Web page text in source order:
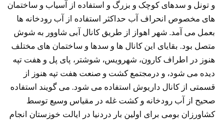
و تونل و سدهای کوچک و بزرگ و استفاده از آسیاب و ساختمان
های مخصوص انحراف آب حداکثر استفاده از آب رودخانه ها
بعمل می آمد. شهر اهواز از طریق کانال آبی شاوور به شوش
متصل بود. بقایای این کانال ها و سدها و ساختمان های مختلف
هنوز در اطراف کارون، شهرویس، شوشتر، پای پل و هفت تپه
دیده می شود، و درمجتمع کشت و صنعت هفت تپه هنوز از
قسمتی از کانال داریوش استفاده می شود. می گویند استفاده
صحیح از آب رودخانه و کشت غله در مقیاس وسیع توسط
کشاورزان بومی برای اولین بار دردنیا در ایالت خوزستان انجام